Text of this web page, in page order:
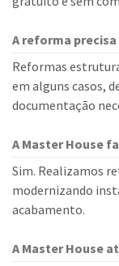
A reforma precisa
Reformas
em alguns casos,
documentação
A Master House
Sim. Realizamos
modernizando
acabamento.
A Master House